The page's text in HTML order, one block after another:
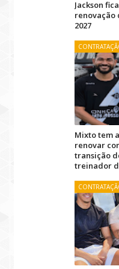
Jackson
renovação
2027
Mixto tem
renovar
transição
treinador